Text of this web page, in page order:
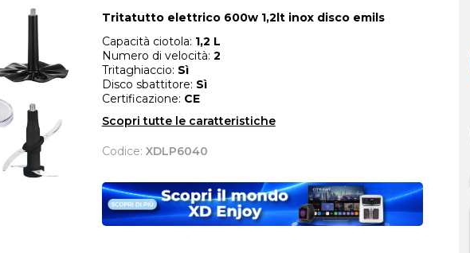
Tritatutto elettrico 600w 1,2lt inox disco emils
Capacità ciotola: 1,2 L
Numero di velocità: 2
Tritaghiaccio: Sì
Disco sbattitore: Sì
Certificazione: CE
Scopri tutte le caratteristiche
Codice: XDLP6040